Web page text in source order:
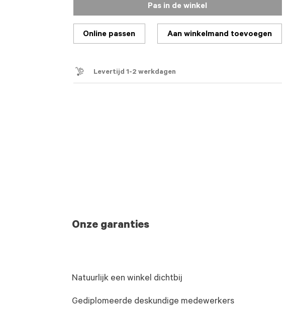
Pas in de winkel
Online passen Aan winkelmand toevoegen
Levertijd 1-2 werkdagen
Onze garanties
Natuurlijk een winkel dichtbij
Gediplomeerde deskundige medewerkers